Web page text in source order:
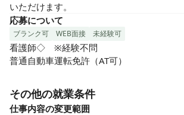
いただけます。
応募について
ブランク可 WEB面接 未経験可
看護師◇　※経験不問
普通自動車運転免許（AT可）
その他の就業条件
仕事内容の変更範囲